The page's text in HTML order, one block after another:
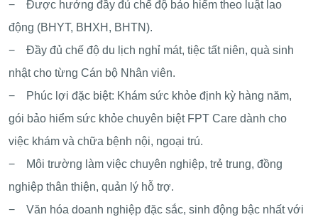
− Được hưởng đầy đủ chế độ bảo hiểm theo luật lao
động (BHYT, BHXH, BHTN).
− Đầy đủ chế độ du lịch nghỉ mát, tiệc tất niên, quà sinh
nhật cho từng Cán bộ Nhân viên.
− Phúc lợi đặc biệt: Khám sức khỏe định kỳ hàng năm,
gói bảo hiểm sức khỏe chuyên biệt FPT Care dành cho
việc khám và chữa bệnh nội, ngoại trú.
− Môi trường làm việc chuyên nghiệp, trẻ trung, đồng
nghiệp thân thiện, quản lý hỗ trợ.
− Văn hóa doanh nghiệp đặc sắc, sinh động bậc nhất với